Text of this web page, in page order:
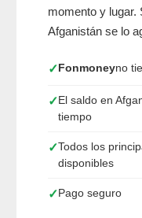
momento y lugar.
Afganistán se lo
✓Fonmoneyno
✓El saldo en
tiempo
✓Todos los
disponibles
✓Pago seguro